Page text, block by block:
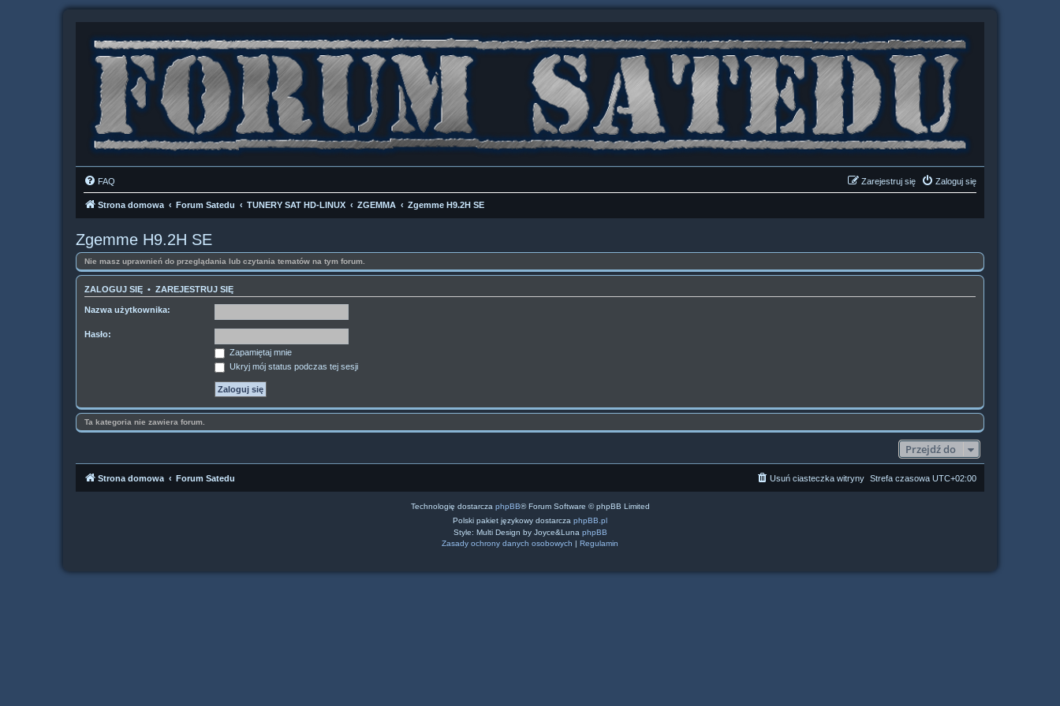
FAQ Zaloguj się
Zarejestruj się
Strona domowa Forum Satedu TUNERY SAT HD-LINUX ZGEMMA Zgemme H9.2H SE
Zgemme H9.2H SE
Nie masz uprawnień do przeglądania lub czytania tematów na tym forum.
ZALOGUJ SIĘ • ZAREJESTRUJ SIĘ
Nazwa użytkownika:
Hasło:
Zapamiętaj mnie
Ukryj mój status podczas tej sesji
Ta kategoria nie zawiera forum.
Przejdź do
Strona domowa Forum Satedu Strefa czasowa UTC+02:00
Usuń ciasteczka witryny
Technologię dostarcza phpBB® Forum Software © phpBB Limited
Polski pakiet językowy dostarcza phpBB.pl
Style: Multi Design by Joyce&Luna phpBB
Zasady ochrony danych osobowych | Regulamin